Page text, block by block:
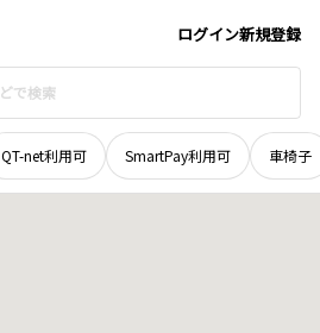
ログイン新規登録
QT-net利用可 SmartPay利用可 車椅子